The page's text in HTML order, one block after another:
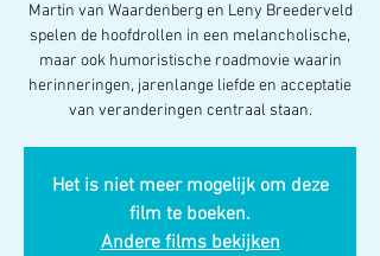
Martin van Waardenberg en Leny Breederveld
spelen de hoofdrollen in een melancholische,
maar ook humoristische roadmovie waarin
herinneringen, jarenlange liefde en acceptatie
van veranderingen centraal staan.
Het is niet meer mogelijk om deze
film te boeken.
Andere films bekijken